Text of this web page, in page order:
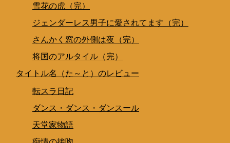
雪花の虎（完）
ジェンダーレス男子に愛されてます（完）
さんかく窓の外側は夜（完）
将国のアルタイル（完）
タイトル名（た～と）のレビュー
転スラ日記
ダンス・ダンス・ダンスール
天堂家物語